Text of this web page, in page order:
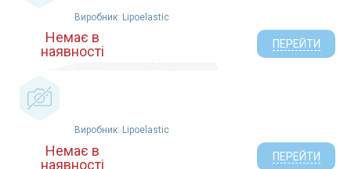
Виробник: Lipoelastic
Немає в
наявності
ПЕРЕЙТИ
Виробник: Lipoelastic
Немає в
наявності
ПЕРЕЙТИ